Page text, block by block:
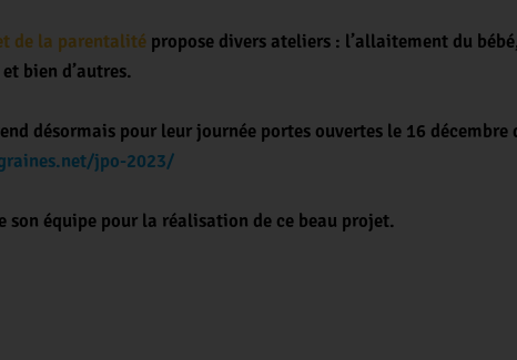
de la parentalité propose divers ateliers : l’allaitement du
bien d’autres.
désormais pour leur journée portes ouvertes le 16
jpo-2023/
son équipe pour la réalisation de ce beau projet.